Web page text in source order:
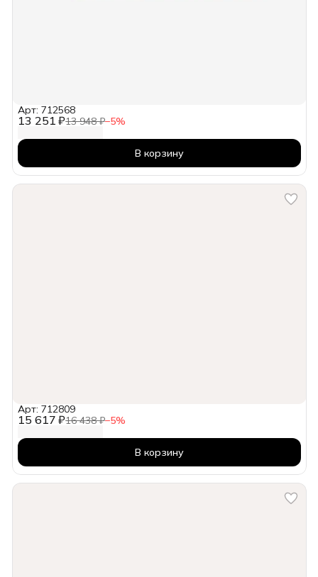
13 251 ₽13 948 ₽−5%
Арт: 712568
В корзину
15 617 ₽16 438 ₽−5%
Арт: 712809
В корзину